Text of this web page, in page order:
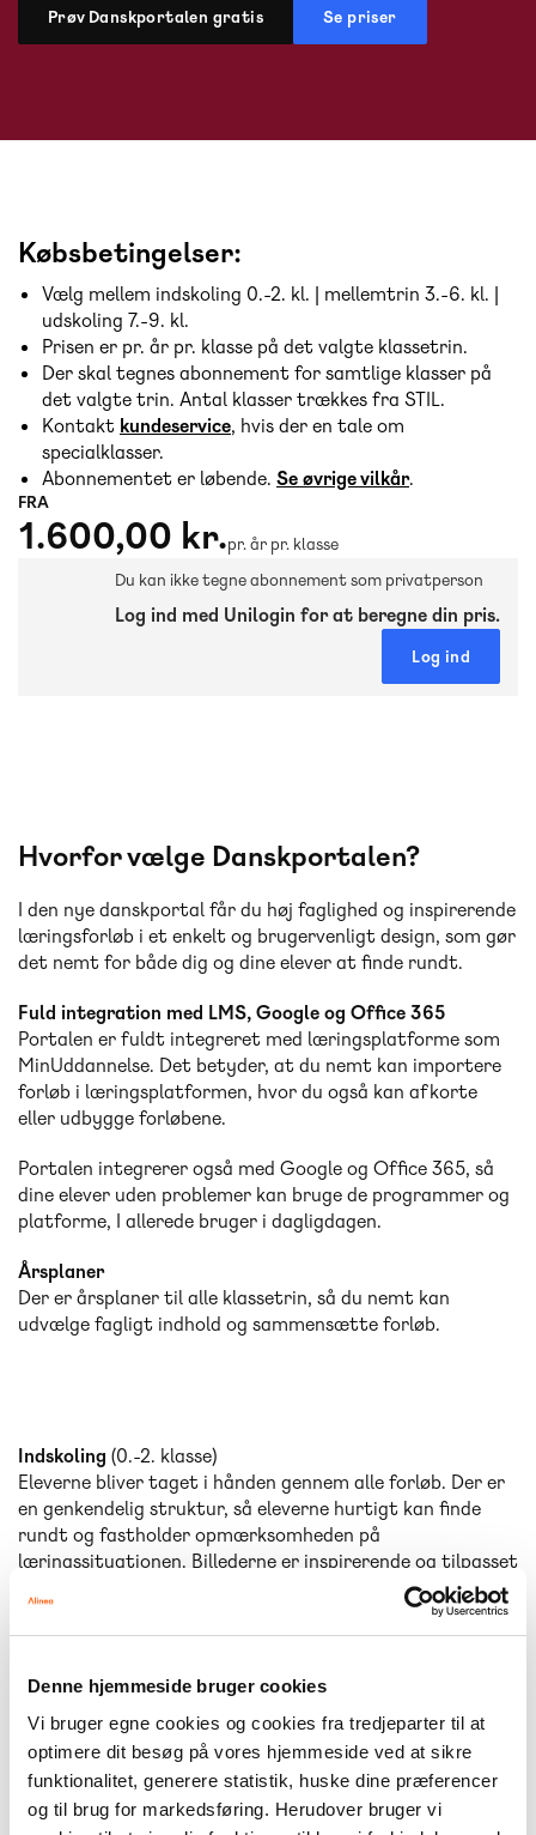
Denne hjemmeside bruger cookies
Vi bruger egne cookies og cookies fra tredjeparter til at
optimere dit besøg på vores hjemmeside ved at sikre
funktionalitet, generere statistik, huske dine præferencer
og til brug for markedsføring. Herudover bruger vi
Prøv Danskportalen gratis Se priser
Købsbetingelser:
Vælg mellem indskoling 0.-2. kl. | mellemtrin 3.-6. kl. |
udskoling 7.-9. kl.
Prisen er pr. år pr. klasse på det valgte klassetrin.
Der skal tegnes abonnement for samtlige klasser på
det valgte trin. Antal klasser trækkes fra STIL.
Kontakt kundeservice, hvis der en tale om
specialklasser.
Abonnementet er løbende. Se øvrige vilkår.
FRA
1.600,00 kr.pr. år pr. klasse
Du kan ikke tegne abonnement som privatperson
Log ind med Unilogin for at beregne din pris.
Log ind
Hvorfor vælge Danskportalen?
I den nye danskportal får du høj faglighed og inspirerende
læringsforløb i et enkelt og brugervenligt design, som gør
det nemt for både dig og dine elever at finde rundt.
Fuld integration med LMS, Google og Office 365
Portalen er fuldt integreret med læringsplatforme som
MinUddannelse. Det betyder, at du nemt kan importere
forløb i læringsplatformen, hvor du også kan afkorte
eller udbygge forløbene.
Portalen integrerer også med Google og Office 365, så
dine elever uden problemer kan bruge de programmer og
platforme, I allerede bruger i dagligdagen.
Årsplaner
Der er årsplaner til alle klassetrin, så du nemt kan
udvælge fagligt indhold og sammensætte forløb.
Indskoling (0.-2. klasse)
Eleverne bliver taget i hånden gennem alle forløb. Der er
en genkendelig struktur, så eleverne hurtigt kan finde
rundt og fastholder opmærksomheden på
læringssituationen. Billederne er inspirerende og tilpasset
elevernes alder, og teksterne er korte, i øjenhøjde og kan
Eleverne arbejder med en bred vifte af genrer. De bliver
introduceret til litteratur gennem varierede opgaver,
hvor de er aktive og medskabende. De mange forskellige
opgavetyper, sproglige emner og faglige vinkler
understøtter udviklingen af elevernes kompetencer